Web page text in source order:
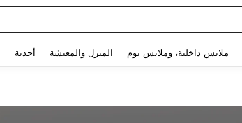
ملابس داخلية، وملابس نوم المنزل والمعيشة أحذية